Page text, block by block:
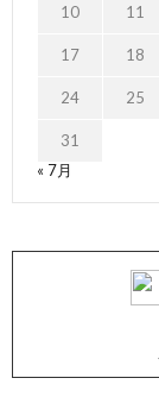
10 11
17 18
24 25
31
« 7月